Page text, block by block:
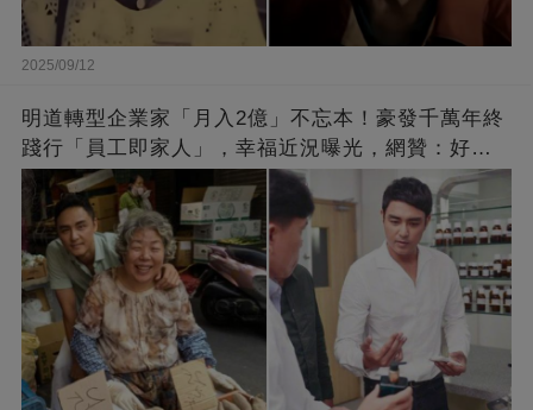
2025/09/12
明道轉型企業家「月入2億」不忘本！豪發千萬年終
踐行「員工即家人」，幸福近況曝光，網贊：好老
闆的福報